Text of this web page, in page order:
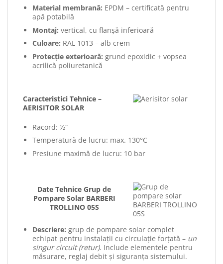
Material membrană: EPDM – certificată pentru
apă potabilă
Montaj: vertical, cu flanșă inferioară
Culoare: RAL 1013 – alb crem
Protecție exterioară: grund epoxidic + vopsea
acrilică poliuretanică
Caracteristici Tehnice –
AERISITOR SOLAR
Racord: ½˝
Temperatură de lucru: max. 130°C
Presiune maximă de lucru: 10 bar
Date Tehnice Grup de
Pompare Solar BARBERI
TROLLINO 05S
Descriere: grup de pompare solar complet
echipat pentru instalații cu circulație forțată – un
singur circuit (retur). Include elementele pentru
măsurare, reglaj debit și siguranța sistemului.